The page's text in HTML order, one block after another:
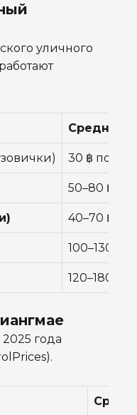
уличного
Средняя
30 ฿ по
50–80 ฿ за
40–70 ฿ за
100–130 ฿
120–180 ฿
года